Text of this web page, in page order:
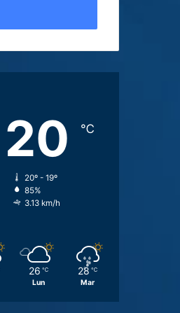
20 ℃
20º - 19º
85%
3.13 km/h
26 ℃
Lun
28 ℃
Mar